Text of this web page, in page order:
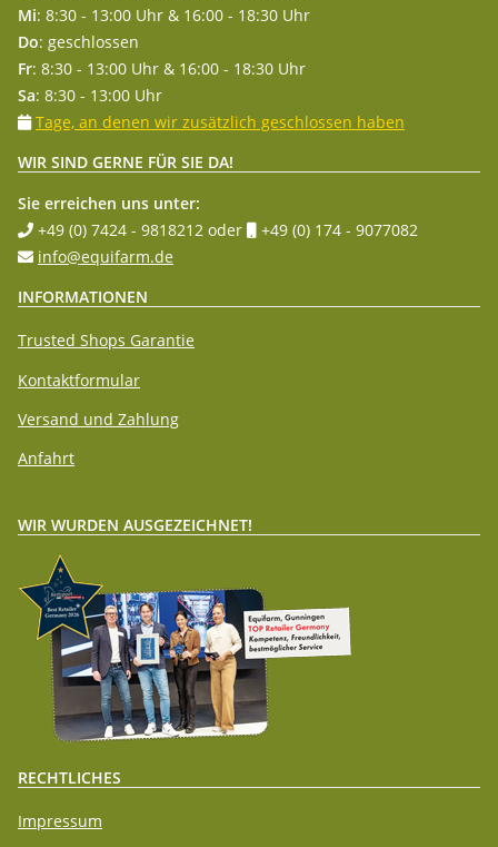
Mi: 8:30 - 13:00 Uhr & 16:00 - 18:30 Uhr
Do: geschlossen
Fr: 8:30 - 13:00 Uhr & 16:00 - 18:30 Uhr
Sa: 8:30 - 13:00 Uhr
Tage, an denen wir zusätzlich geschlossen haben
WIR SIND GERNE FÜR SIE DA!
Sie erreichen uns unter:
+49 (0) 7424 - 9818212 oder
+49 (0) 174 - 9077082
info@equifarm.de
INFORMATIONEN
Trusted Shops Garantie
Kontaktformular
Versand und Zahlung
Anfahrt
WIR WURDEN AUSGEZEICHNET!
RECHTLICHES
Impressum